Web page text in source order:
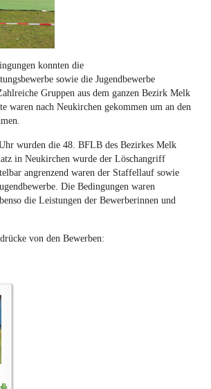
konnten die
sowie die Jugendbewerbe
Gruppen aus dem ganzen Bezirk Melk
waren nach Neukirchen gekommen um an den
wurden die 48. BFLB des Bezirkes Melk
in Neukirchen wurde der Löschangriff
angrenzend waren der Staffellauf sowie
Die Bedingungen waren
die Leistungen der Bewerberinnen und
von den Bewerben: